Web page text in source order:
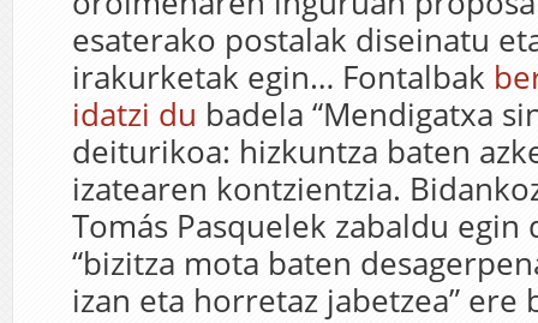
esaterako postalak diseinatu
irakurketak egin… Fontalbak
idatzi du badela “Mendigatxa
deiturikoa: hizkuntza baten
izatearen kontzientzia.
Tomás Pasquelek zabaldu egin
“bizitza mota baten
izan eta horretaz jabetzea” ere